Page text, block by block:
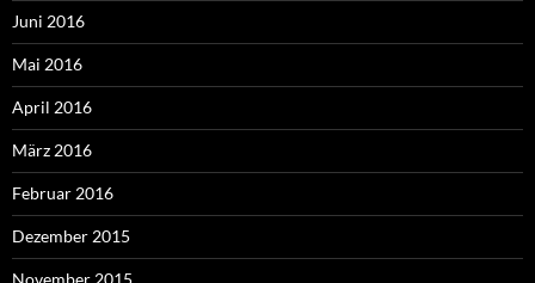
Juni 2016
Mai 2016
April 2016
März 2016
Februar 2016
Dezember 2015